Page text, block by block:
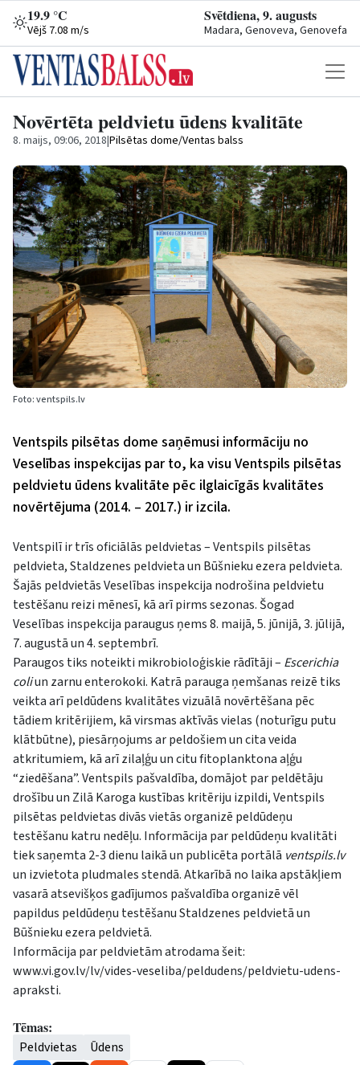
19.9 °C
Vējš 7.08 m/s
Svētdiena, 9. augusts
Madara, Genoveva, Genovefa
Novērtēta peldvietu ūdens kvalitāte
8. maijs, 09:06, 2018|Pilsētas dome/Ventas balss
Foto: ventspils.lv
Ventspils pilsētas dome saņēmusi informāciju no
Veselības inspekcijas par to, ka visu Ventspils pilsētas
peldvietu ūdens kvalitāte pēc ilglaicīgās kvalitātes
novērtējuma (2014. – 2017.) ir izcila.
Ventspilī ir trīs oficiālās peldvietas – Ventspils pilsētas
peldvieta, Staldzenes peldvieta un Būšnieku ezera peldvieta.
Šajās peldvietās Veselības inspekcija nodrošina peldvietu
testēšanu reizi mēnesī, kā arī pirms sezonas. Šogad
Veselības inspekcija paraugus ņems 8. maijā, 5. jūnijā, 3. jūlijā,
7. augustā un 4. septembrī.
Paraugos tiks noteikti mikrobioloģiskie rādītāji – Escerichia
coliun zarnu enterokoki. Katrā parauga ņemšanas reizē tiks
veikta arī peldūdens kvalitātes vizuālā novērtēšana pēc
tādiem kritērijiem, kā virsmas aktīvās vielas (noturīgu putu
klātbūtne), piesārņojums ar peldošiem un cita veida
atkritumiem, kā arī zilaļģu un citu fitoplanktona aļģu
“ziedēšana”. Ventspils pašvaldība, domājot par peldētāju
drošību un Zilā Karoga kustības kritēriju izpildi, Ventspils
pilsētas peldvietas divās vietās organizē peldūdeņu
testēšanu katru nedēļu. Informācija par peldūdeņu kvalitāti
tiek saņemta 2-3 dienu laikā un publicēta portālā ventspils.lv
un izvietota pludmales stendā. Atkarībā no laika apstākļiem
vasarā atsevišķos gadījumos pašvaldība organizē vēl
papildus peldūdeņu testēšanu Staldzenes peldvietā un
Būšnieku ezera peldvietā.
Informācija par peldvietām atrodama šeit:
www.vi.gov.lv/lv/vides-veseliba/peldudens/peldvietu-udens-
apraksti.
Tēmas:
Peldvietas Ūdens